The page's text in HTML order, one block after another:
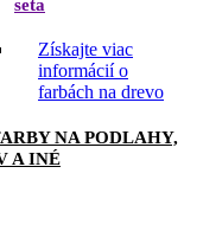
Získajte viac
informácií o
farbách na drevo
NA PODLAHY,
A INÉ